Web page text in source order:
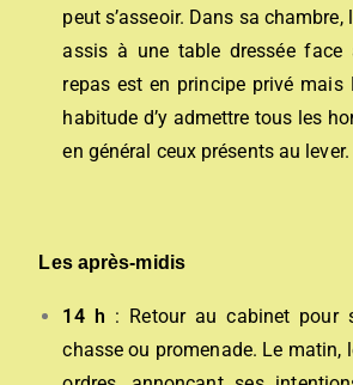
peut s’asseoir. Dans sa chambre,
assis à une table dressée face
repas est en principe privé mais
habitude d’y admettre tous les
en général ceux présents au lever.
Les après-midis
14 h : Retour au cabinet pour
chasse ou promenade. Le matin,